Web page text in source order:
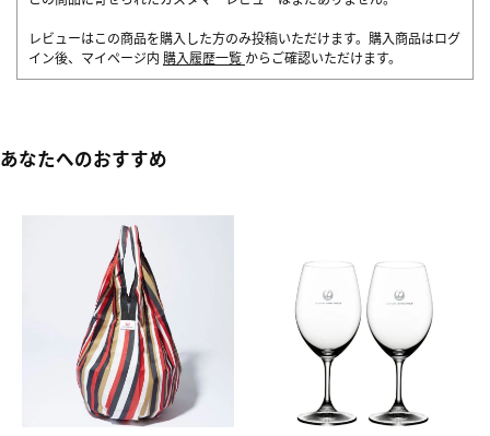
レビューはこの商品を購入した方のみ投稿いただけます。購入商品はログ
イン後、マイページ内 購入履歴一覧 からご確認いただけます。
あなたへのおすすめ